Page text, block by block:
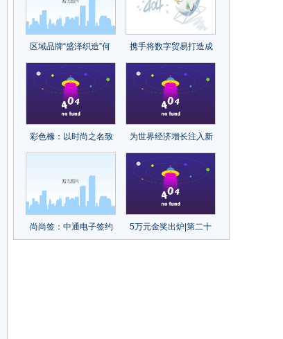
区域品牌“盛泽织造”何
以快速崛起？
携手将数字贸易打造成
为共同发展的新引擎
——从数贸会看数字经
济发展新动能
彩色橼：以时尚之名致
敬手绘技艺
为世界经济增长注入新
动能 ——第二届全球数
字贸易博览会取得丰硕
成果
尚尚签：中通电子签约
中台凯发一触即发的解
5万元金奖出炉|第二十
届中国（大朗）毛织服